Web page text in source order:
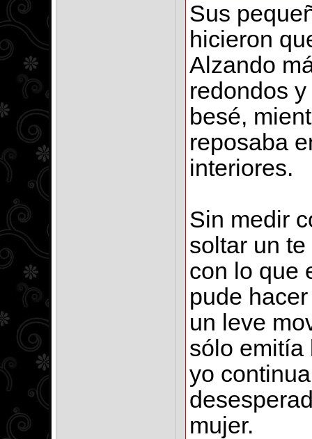
Sus
hicieron
Alzando
redondos
besé,
reposaba
interiores.
Sin medir
soltar un
con lo que
pude
un leve
sólo emitía
yo
mujer.